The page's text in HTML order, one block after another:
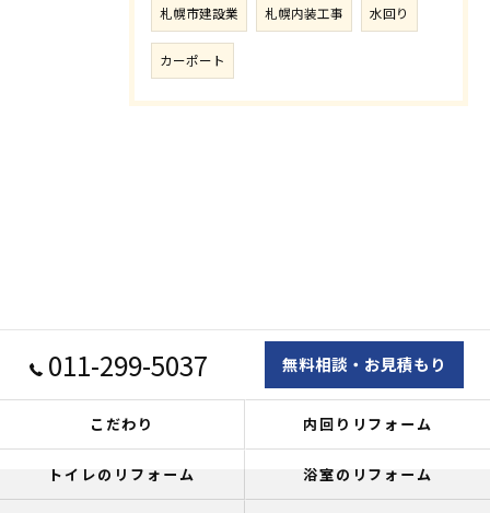
札幌市建設業 札幌内装工事 水回り
カーポート
011-299-5037 無料相談・お見積もり
こだわり 内回りリフォーム
トイレのリフォーム 浴室のリフォーム